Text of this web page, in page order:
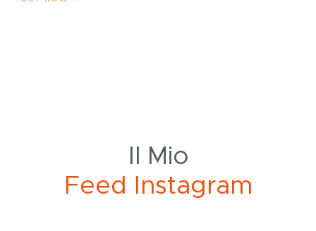
Il Mio
Feed Instagram